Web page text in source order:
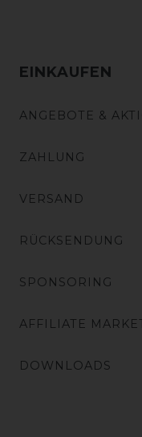
EINKAUFEN
ANGEBOTE &
ZAHLUNG
VERSAND
RÜCKSENDUNG
SPONSORING
AFFILIATE
DOWNLOADS